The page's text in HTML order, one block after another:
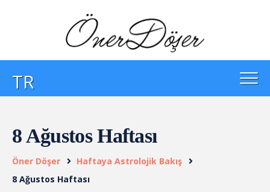
TR
8 Ağustos Haftası
Öner Döşer
Haftaya Astrolojik Bakış
8 Ağustos Haftası